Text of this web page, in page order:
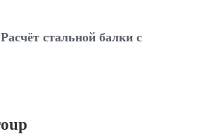
стальной балки с